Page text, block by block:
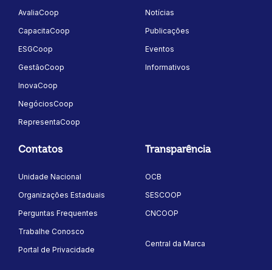
AvaliaCoop
CapacitaCoop
ESGCoop
GestãoCoop
InovaCoop
NegóciosCoop
RepresentaCoop
Notícias
Publicações
Eventos
Informativos
Contatos
Unidade Nacional
Organizações Estaduais
Perguntas Frequentes
Trabalhe Conosco
Portal de Privacidade
Transparência
OCB
SESCOOP
CNCOOP
Central da Marca